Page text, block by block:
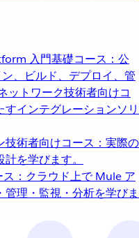
入門基礎コース：公
、ビルド、デプロイ、管
ットワーク技術者向けコ
インテグレーションソリ
技術者向けコース：実際の
を学びます。
：クラウド上で Mule ア
理・監視・分析を学びま